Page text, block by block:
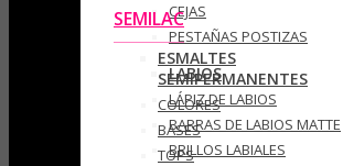
CEJAS
PESTAÑAS POSTIZAS
LABIOS
LÁPIZ DE LABIOS
BARRAS DE LABIOS MATTE
BRILLOS LABIALES
SEMILAC
ESMALTES
SEMIPERMANENTES
COLORES
BASES
TOPS